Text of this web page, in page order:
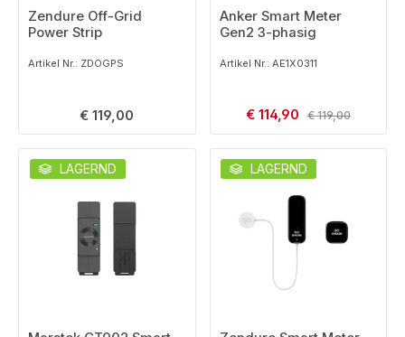
Zendure Off-Grid
Power Strip
Artikel Nr.: ZDOGPS
Regulärer Preis:
€ 119,00
Anker Smart Meter
Gen2 3-phasig
Artikel Nr.: AE1X0311
Verkaufspreis:
€ 114,90 Regulärer Preis:
€ 119,00
LAGERND LAGERND